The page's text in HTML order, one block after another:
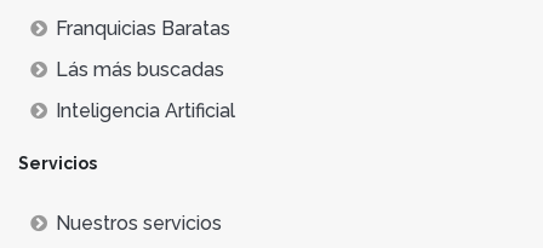
Franquicias Baratas
Lás más buscadas
Inteligencia Artificial
Servicios
Nuestros servicios